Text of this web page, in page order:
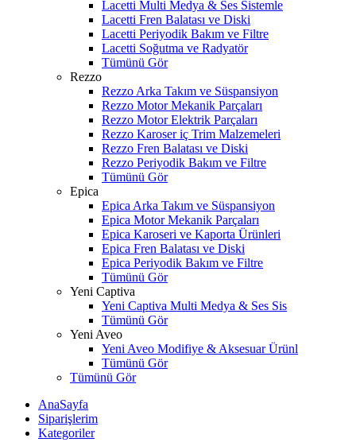
Lacetti Multi Medya & Ses Sistemle
Lacetti Fren Balatası ve Diski
Lacetti Periyodik Bakım ve Filtre
Lacetti Soğutma ve Radyatör
Tümünü Gör
Rezzo
Rezzo Arka Takım ve Süspansiyon
Rezzo Motor Mekanik Parçaları
Rezzo Motor Elektrik Parçaları
Rezzo Karoser iç Trim Malzemeleri
Rezzo Fren Balatası ve Diski
Rezzo Periyodik Bakım ve Filtre
Tümünü Gör
Epica
Epica Arka Takım ve Süspansiyon
Epica Motor Mekanik Parçaları
Epica Karoseri ve Kaporta Ürünleri
Epica Fren Balatası ve Diski
Epica Periyodik Bakım ve Filtre
Tümünü Gör
Yeni Captiva
Yeni Captiva Multi Medya & Ses Sis
Tümünü Gör
Yeni Aveo
Yeni Aveo Modifiye & Aksesuar Ürünl
Tümünü Gör
Tümünü Gör
AnaSayfa
Siparişlerim
Kategoriler